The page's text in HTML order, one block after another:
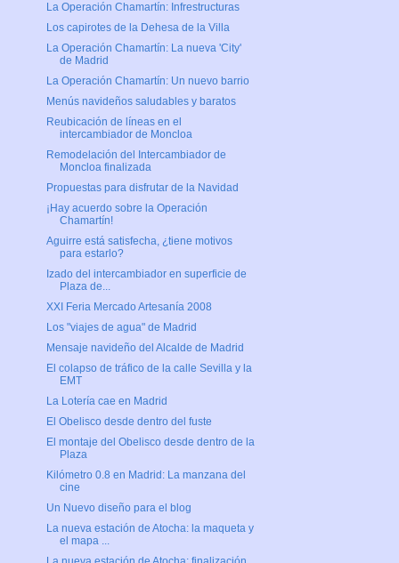
La Operación Chamartín: Infrestructuras
Los capirotes de la Dehesa de la Villa
La Operación Chamartín: La nueva 'City'
de Madrid
La Operación Chamartín: Un nuevo barrio
Menús navideños saludables y baratos
Reubicación de líneas en el
intercambiador de Moncloa
Remodelación del Intercambiador de
Moncloa finalizada
Propuestas para disfrutar de la Navidad
¡Hay acuerdo sobre la Operación
Chamartín!
Aguirre está satisfecha, ¿tiene motivos
para estarlo?
Izado del intercambiador en superficie de
Plaza de...
XXI Feria Mercado Artesanía 2008
Los "viajes de agua" de Madrid
Mensaje navideño del Alcalde de Madrid
El colapso de tráfico de la calle Sevilla y la
EMT
La Lotería cae en Madrid
El Obelisco desde dentro del fuste
El montaje del Obelisco desde dentro de la
Plaza
Kilómetro 0.8 en Madrid: La manzana del
cine
Un Nuevo diseño para el blog
La nueva estación de Atocha: la maqueta y
el mapa ...